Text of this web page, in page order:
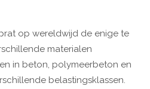
op wereldwijd de enige te
materialen
in beton, polymeerbeton en
belastingsklassen.